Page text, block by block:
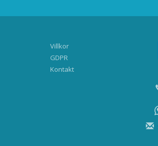
Villkor
GDPR
Kontakt